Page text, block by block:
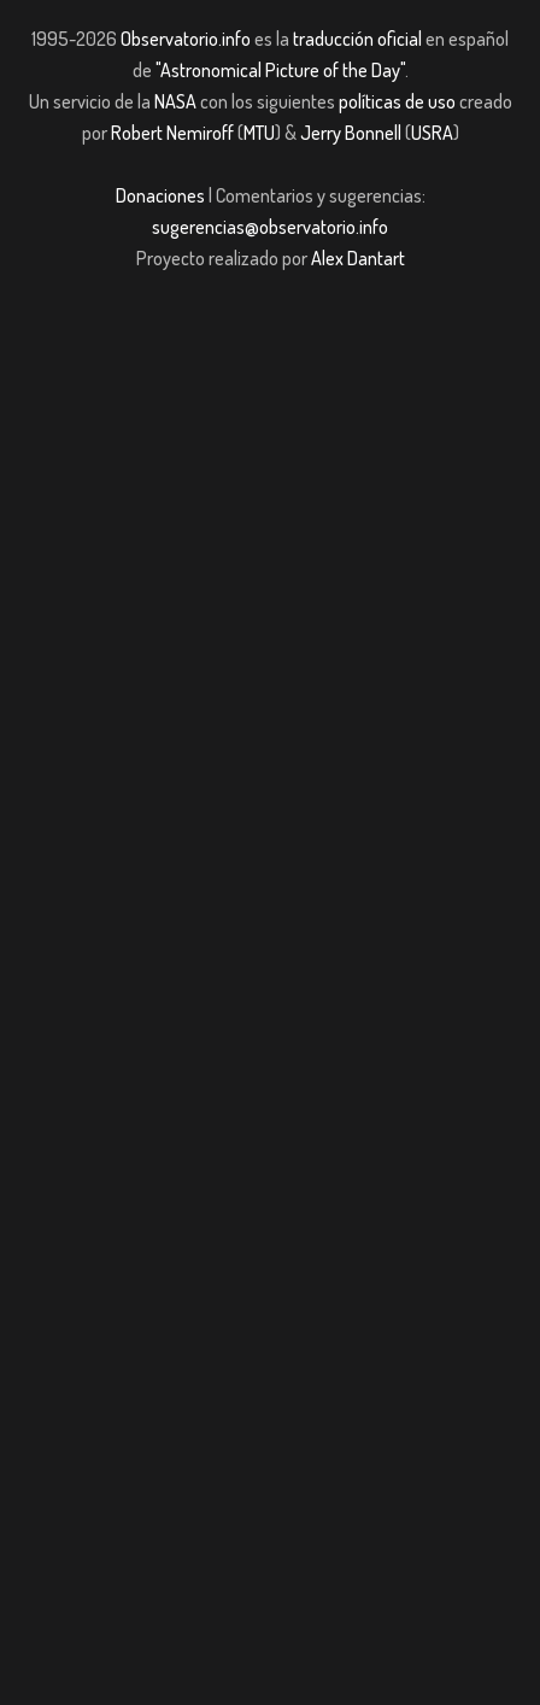
1995-2026 Observatorio.info es la traducción oficial en español
de "Astronomical Picture of the Day".
Un servicio de la NASAcon los siguientes políticas de uso creado
porRobert Nemiroff(MTU) &Jerry Bonnell (USRA)
Donaciones | Comentarios y sugerencias:
sugerencias@observatorio.info
Proyecto realizado porAlex Dantart